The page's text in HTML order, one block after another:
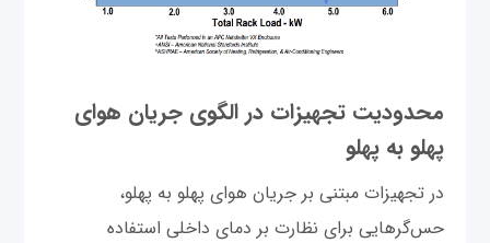
محدودیت تجهیزات در الگوی جریان هوای
پهلو به پهلو
در تجهیزات مبتنی بر جریان هوای پهلو به پهلو،
حس‌گرهایی برای نظارت بر دمای داخلی استفاده